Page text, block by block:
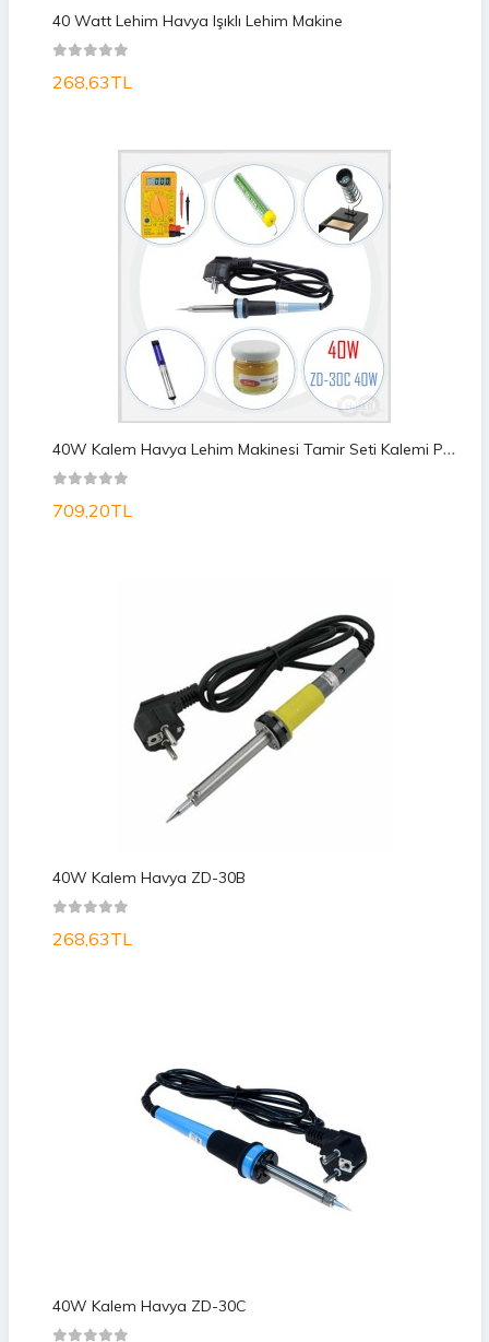
40 Watt Lehim Havya Işıklı Lehim Makine
268,63TL
4
0W Kalem Havya Lehim Makinesi Tamir Seti Kalemi Pc Tv Set
709,20TL
40W Kalem Havya ZD-30B
268,63TL
40W Kalem Havya ZD-30C